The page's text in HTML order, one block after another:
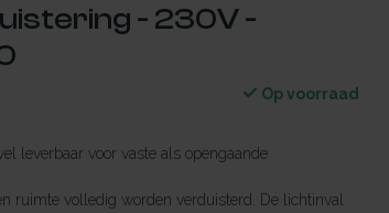
- 230V -
Op voorraad
leverbaar voor vaste als opengaande
ruimte volledig worden verduisterd. De lichtinval